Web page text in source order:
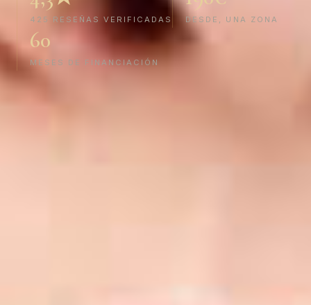
425 RESEÑAS VERIFICADAS DESDE, UNA ZONA
60
MESES DE FINANCIACIÓN